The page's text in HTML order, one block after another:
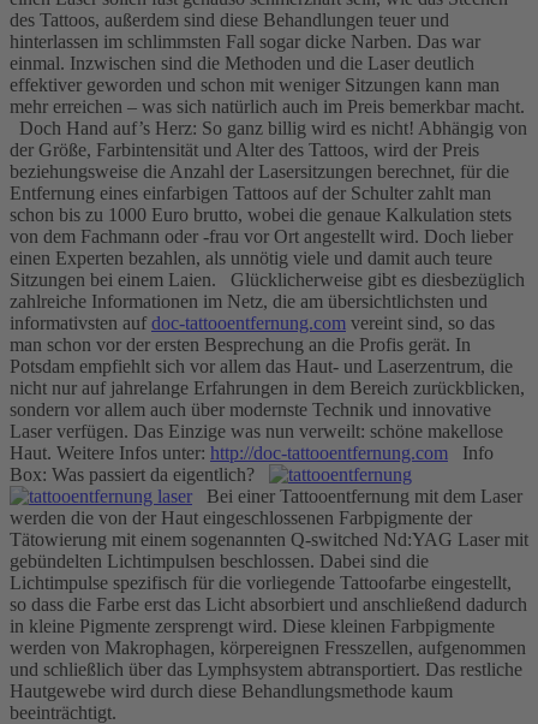
des Tattoos, außerdem sind diese Behandlungen teuer und
hinterlassen im schlimmsten Fall sogar dicke Narben. Das war
einmal. Inzwischen sind die Methoden und die Laser deutlich
effektiver geworden und schon mit weniger Sitzungen kann man
mehr erreichen – was sich natürlich auch im Preis bemerkbar macht.
Doch Hand auf’s Herz: So ganz billig wird es nicht! Abhängig von
der Größe, Farbintensität und Alter des Tattoos, wird der Preis
beziehungsweise die Anzahl der Lasersitzungen berechnet, für die
Entfernung eines einfarbigen Tattoos auf der Schulter zahlt man
schon bis zu 1000 Euro brutto, wobei die genaue Kalkulation stets
von dem Fachmann oder -frau vor Ort angestellt wird. Doch lieber
einen Experten bezahlen, als unnötig viele und damit auch teure
Sitzungen bei einem Laien. Glücklicherweise gibt es diesbezüglich
zahlreiche Informationen im Netz, die am übersichtlichsten und
informativsten auf doc-tattooentfernung.com vereint sind, so das
man schon vor der ersten Besprechung an die Profis gerät. In
Potsdam empfiehlt sich vor allem das Haut- und Laserzentrum, die
nicht nur auf jahrelange Erfahrungen in dem Bereich zurückblicken,
sondern vor allem auch über modernste Technik und innovative
Laser verfügen. Das Einzige was nun verweilt: schöne makellose
Haut. Weitere Infos unter: http://doc-tattooentfernung.com Info
Box: Was passiert da eigentlich?
Bei einer Tattooentfernung mit dem Laser
werden die von der Haut eingeschlossenen Farbpigmente der
Tätowierung mit einem sogenannten Q-switched Nd:YAG Laser mit
gebündelten Lichtimpulsen beschlossen. Dabei sind die
Lichtimpulse spezifisch für die vorliegende Tattoofarbe eingestellt,
so dass die Farbe erst das Licht absorbiert und anschließend dadurch
in kleine Pigmente zersprengt wird. Diese kleinen Farbpigmente
werden von Makrophagen, körpereignen Fresszellen, aufgenommen
und schließlich über das Lymphsystem abtransportiert. Das restliche
Hautgewebe wird durch diese Behandlungsmethode kaum
beeinträchtigt.